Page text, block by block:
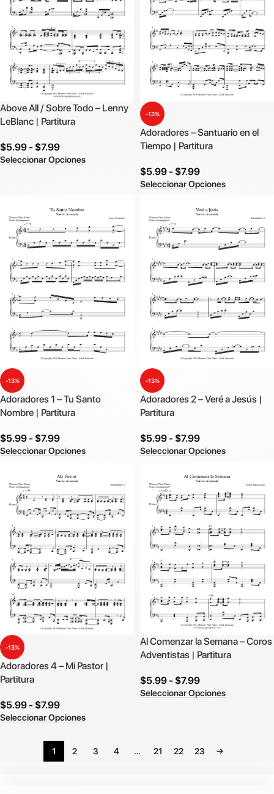
Above All / Sobre Todo – Lenny
LeBlanc | Partitura
$5.99 - $7.99
Seleccionar Opciones
-13%
Adoradores – Santuario en el
Tiempo | Partitura
$5.99 - $7.99
Seleccionar Opciones
-13%
Adoradores 1 – Tu Santo
Nombre | Partitura
$5.99 - $7.99
Seleccionar Opciones
-13%
Adoradores 2 – Veré a Jesús |
Partitura
$5.99 - $7.99
Seleccionar Opciones
-13%
Adoradores 4 – Mi Pastor |
Partitura
$5.99 - $7.99
Seleccionar Opciones
Al Comenzar la Semana – Coros
Adventistas | Partitura
$5.99 - $7.99
Seleccionar Opciones
1 2 3 4 … 21 22 23 →